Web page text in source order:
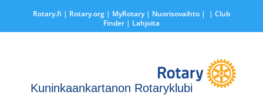
Rotary.fi | Rotary.org| MyRotary | Nuorisovaihto|
| Club
Finder| Lahjoita
Kuninkaankartanon Rotaryklubi